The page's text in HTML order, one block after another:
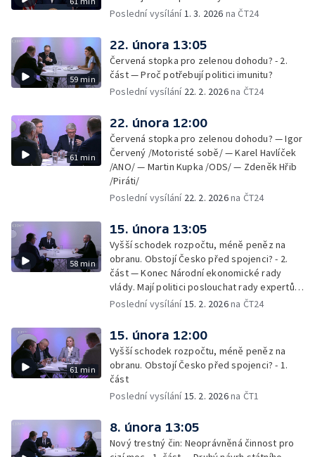
Poslední vysílání 1. 3. 2026 na ČT24
59 min
22. února 13:05
Červená stopka pro zelenou dohodu? - 2.
část — Proč potřebují politici imunitu?
Poslední vysílání 22. 2. 2026na ČT24
61 min
22. února 12:00
Červená stopka pro zelenou dohodu? — Igor
Červený /Motoristé sobě/ — Karel Havlíček
/ANO/ — Martin Kupka /ODS/ — Zdeněk Hřib
/Piráti/
Poslední vysílání 22. 2. 2026na ČT24
58 min
15. února 13:05
Vyšší schodek rozpočtu, méně peněz na
obranu. Obstojí Česko před spojenci? - 2.
část — Konec Národní ekonomické rady
vlády. Mají politici poslouchat rady expertů,
nebo mají svou hlavu?
Poslední vysílání 15. 2. 2026na ČT24
61 min
15. února 12:00
Vyšší schodek rozpočtu, méně peněz na
obranu. Obstojí Česko před spojenci? - 1.
část
Poslední vysílání 15. 2. 2026na ČT1
8. února 13:05
Nový trestný čin: Neoprávněná činnost pro